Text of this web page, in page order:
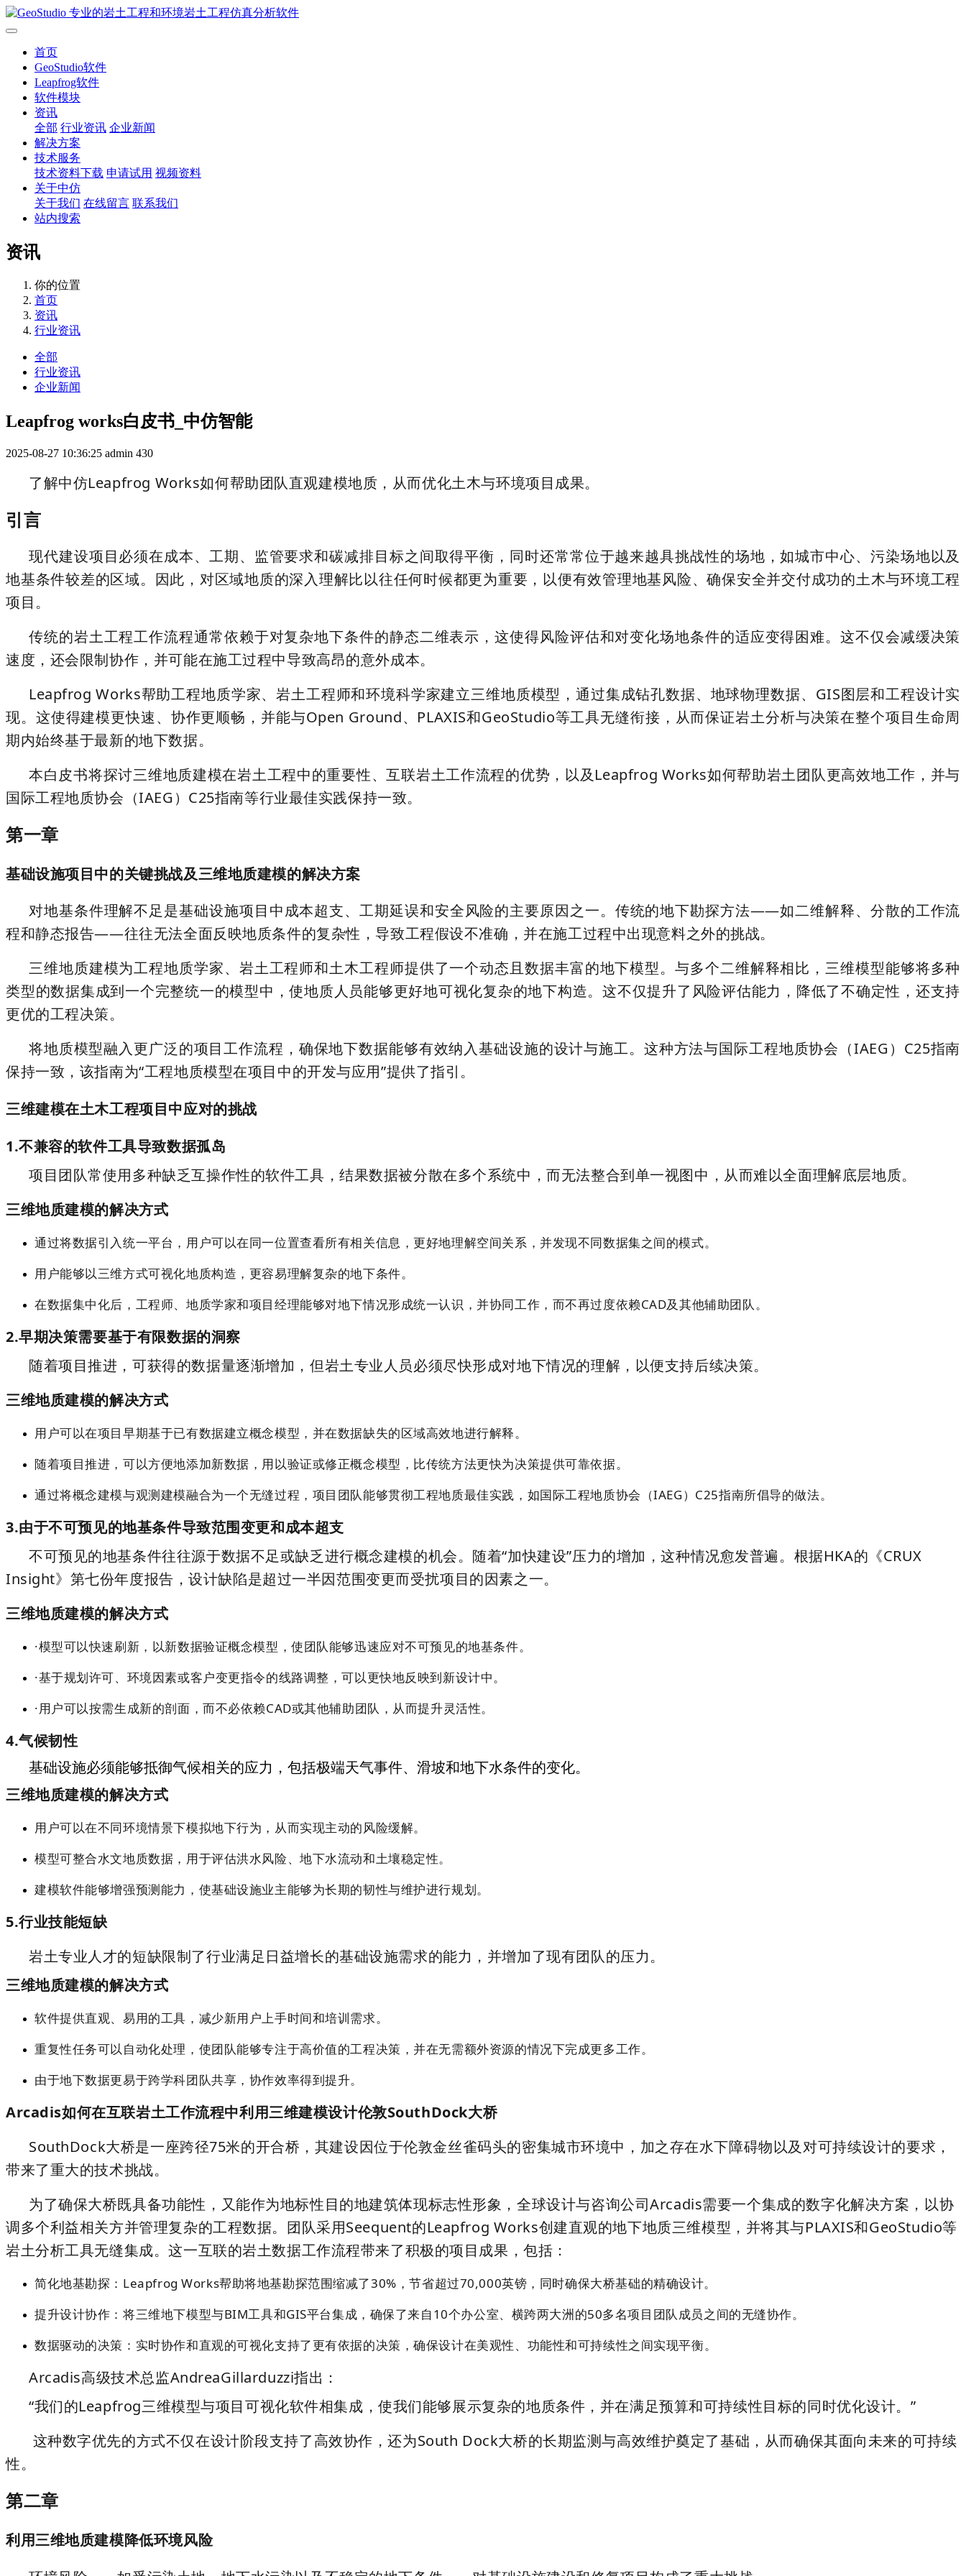
首页
GeoStudio软件
Leapfrog软件
软件模块
资讯
全部 行业资讯 企业新闻
解决方案
技术服务
技术资料下载 申请试用 视频资料
关于中仿
关于我们 在线留言 联系我们
站内搜索
资讯
你的位置
首页
资讯
行业资讯
全部
行业资讯
企业新闻
Leapfrog works白皮书_中仿智能
2025-08-27 10:36:25 admin 430
了解中仿Leapfrog Works如何帮助团队直观建模地质，从而优化土木与环境项目成果。
引言
现代建设项目必须在成本、工期、监管要求和碳减排目标之间取得平衡，同时还常常位于越来越具挑战性的场地，如城市中心、污染场地以及
地基条件较差的区域。因此，对区域地质的深入理解比以往任何时候都更为重要，以便有效管理地基风险、确保安全并交付成功的土木与环境工程
项目。
传统的岩土工程工作流程通常依赖于对复杂地下条件的静态二维表示，这使得风险评估和对变化场地条件的适应变得困难。这不仅会减缓决策
速度，还会限制协作，并可能在施工过程中导致高昂的意外成本。
Leapfrog Works帮助工程地质学家、岩土工程师和环境科学家建立三维地质模型 ，通过集成钻孔数据、地球物理数据、GIS图层和工程设计实
现。这使得建模更快速、协作更顺畅，并能与Open Ground、PLAXIS和GeoStudio等工具无缝衔接，从而保证岩土分析与决策在整个项目生命周
期内始终基于最新的地下数据。
本白皮书将探讨三维地质建模在岩土工程中的重要性、互联岩土工作流程的优势 ，以及Leapfrog Works如何帮助岩土团队更高效地工作，并与
国际工程地质协会（IAEG）C25指南等行业最佳实践保持一致。
第一章
基础设施项目中的关键挑战及三维地质建模的解决方案
对地基条件理解不足是基础设施项目中成本超支、工期延误和安全风险的主要原因之一。传统的地下勘探方法——如二维解释、分散的工作流
程和静态报告——往往无法全面反映地质条件的复杂性，导致工程假设不准确 ，并在施工过程中出现意料之外的挑战。
三维地质建模为工程地质学家、岩土工程师和土木工程师提供了一个动态且数据丰富的地下模型。与多个二维解释相比，三维模型能够将多种
类型的数据集成到一个完整统一的模型中，使地质人员能够更好地可视化复杂的地下构造。这不仅提升了风险评估能力，降低了不确定性，还支持
更优的工程决策。
将地质模型融入更广泛的项目工作流程，确保地下数据能够有效纳入基础设施的设计与施工。这种方法与国际工程地质协会（IAEG）C25指南
保持一致，该指南为“工程地质模型在项目中的开发与应用”提供了指引。
三维建模在土木工程项目中应对的挑战
1.不兼容的软件工具导致数据孤岛
项目团队常使用多种缺乏互操作性的软件工具，结果数据被分散在多个系统中，而无法整合到单一视图中，从而难以全面理解底层地质。
三维地质建模的解决方式
通过将数据引入统一平台，用户可以在同一位置查看所有相关信息，更好地理解空间关系，并发现不同数据集之间的模式。
用户能够以三维方式可视化地质构造，更容易理解复杂的地下条件。
在数据集中化后，工程师、地质学家和项目经理能够对地下情况形成统一认识，并协同工作，而不再过度依赖CAD及其他辅助团队。
2.早期决策需要基于有限数据的洞察
随着项目推进，可获得的数据量逐渐增加，但岩土专业人员必须尽快形成对地下情况的理解，以便支持后续决策。
三维地质建模的解决方式
用户可以在项目早期基于已有数据建立概念模型，并在数据缺失的区域高效地进行解释。
随着项目推进，可以方便地添加新数据，用以验证或修正概念模型，比传统方法更快为决策提供可靠依据。
通过将概念建模与观测建模融合为一个无缝过程，项目团队能够贯彻工程地质最佳实践，如国际工程地质协会（IAEG）C25指南所倡导的做法。
3.由于不可预见的地基条件导致范围变更和成本超支
不可预见的地基条件往往源于数据不足或缺乏进行概念建模的机会。随着“加快建设”压力的增加，这种情况愈发普遍。根据HKA的《CRUX
Insight》第七份年度报告，设计缺陷是超过一半因范围变更而受扰项目的因素之一。
三维地质建模的解决方式
·模型可以快速刷新，以新数据验证概念模型，使团队能够迅速应对不可预见的地基条件。
·基于规划许可、环境因素或客户变更指令的线路调整，可以更快地反映到新设计中。
·用户可以按需生成新的剖面，而不必依赖CAD或其他辅助团队，从而提升灵活性。
4.气候韧性
基础设施必须能够抵御气候相关的应力，包括极端天气事件、滑坡和地下水条件的变化。
三维地质建模的解决方式
用户可以在不同环境情景下模拟地下行为，从而实现主动的风险缓解。
模型可整合水文地质数据，用于评估洪水风险、地下水流动和土壤稳定性。
建模软件能够增强预测能力，使基础设施业主能够为长期的韧性与维护进行规划。
5.行业技能短缺
岩土专业人才的短缺限制了行业满足日益增长的基础设施需求的能力，并增加了现有团队的压力。
三维地质建模的解决方式
软件提供直观、易用的工具，减少新用户上手时间和培训需求。
重复性任务可以自动化处理，使团队能够专注于高价值的工程决策，并在无需额外资源的情况下完成更多工作。
由于地下数据更易于跨学科团队共享，协作效率得到提升。
Arcadis如何在互联岩土工作流程中利用三维建模设计伦敦SouthDock大桥
SouthDock大桥是一座跨径75米的开合桥，其建设因位于伦敦金丝雀码头的密集城市环境中，加之存在水下障碍物以及对可持续设计的要求，
带来了重大的技术挑战。
为了确保大桥既具备功能性，又能作为地标性目的地建筑体现标志性形象，全球设计与咨询公司Arcadis需要一个集成的数字化解决方案 ，以协
调多个利益相关方并管理复杂的工程数据。团队采用Seequent的Leapfrog Works创建直观的地下地质三维模型，并将其与PLAXIS和GeoStudio等
岩土分析工具无缝集成。这一互联的岩土数据工作流程带来了积极的项目成果，包括：
简化地基勘探 ：Leapfrog Works帮助将地基勘探范围缩减了30%，节省超过70,000英镑，同时确保大桥基础的精确设计。
提升设计协作 ：将三维地下模型与BIM工具和GIS平台集成，确保了来自10个办公室、横跨两大洲的50多名项目团队成员之间的无缝协作。
数据驱动的决策 ：实时协作和直观的可视化支持了更有依据的决策，确保设计在美观性、功能性和可持续性之间实现平衡。
Arcadis高级技术总监AndreaGillarduzzi指出：
“我们的Leapfrog三维模型与项目可视化软件相集成，使我们能够展示复杂的地质条件，并在满足预算和可持续性目标的同时优化设计。”
这种数字优先的方式不仅在设计阶段支持了高效协作，还为South Dock大桥的长期监测与高效维护奠定了基础，从而确保其面向未来的可持续
性。
第二章
利用三维地质建模降低环境风险